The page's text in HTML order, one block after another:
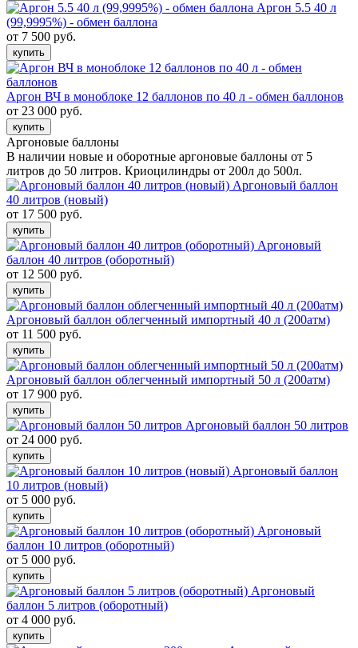
Аргон 5.5 40 л
(99,9995%) - обмен баллона
от 7 500 руб.
купить
Аргон ВЧ в моноблоке 12 баллонов по 40 л - обмен баллонов
от 23 000 руб.
купить
Аргоновые баллоны
В наличии новые и оборотные аргоновые баллоны от 5
литров до 50 литров. Криоцилиндры от 200л до 500л.
Аргоновый баллон
40 литров (новый)
от 17 500 руб.
купить
Аргоновый
баллон 40 литров (оборотный)
от 12 500 руб.
купить
Аргоновый баллон облегченный импортный 40 л (200атм)
от 11 500 руб.
купить
Аргоновый баллон облегченный импортный 50 л (200атм)
от 17 900 руб.
купить
Аргоновый баллон 50 литров
от 24 000 руб.
купить
Аргоновый баллон
10 литров (новый)
от 5 000 руб.
купить
Аргоновый
баллон 10 литров (оборотный)
от 5 000 руб.
купить
Аргоновый
баллон 5 литров (оборотный)
от 4 000 руб.
купить